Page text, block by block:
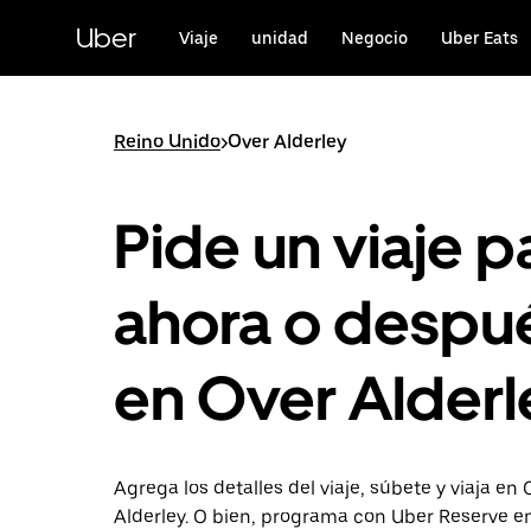
contenido
principal
Uber Viaje unidad Negocio Uber Eats
Reino Unido>Over Alderley
Pide un viaje
ahora o
en Over
Agrega los detalles del viaje, súbete y viaja en
Alderley. O bien, programa con Uber Reserve